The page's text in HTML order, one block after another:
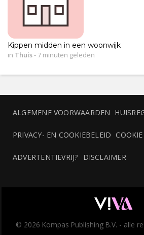
Kippen midden in een woonwijk
in Thuis- 7 minuten geleden
ALGEMENE VOORWAARDEN
PRIVACY- EN COOKIEBELEID
ADVERTENTIEVRIJ? DISCLAIMER
© 2026 Kompas Publishing B.V. - alle